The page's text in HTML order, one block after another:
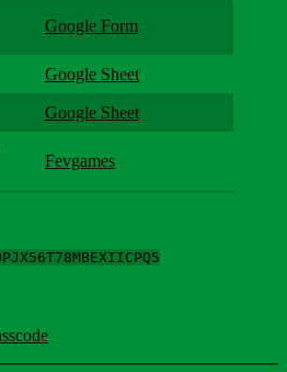
Google Form
Google Sheet
Google Sheet
Fevgames